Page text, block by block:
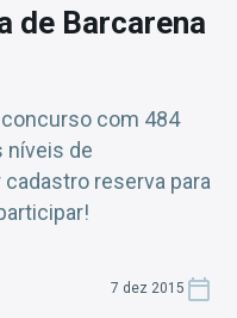
de Barcarena
com 484
níveis de
reserva para
7 dez 2015